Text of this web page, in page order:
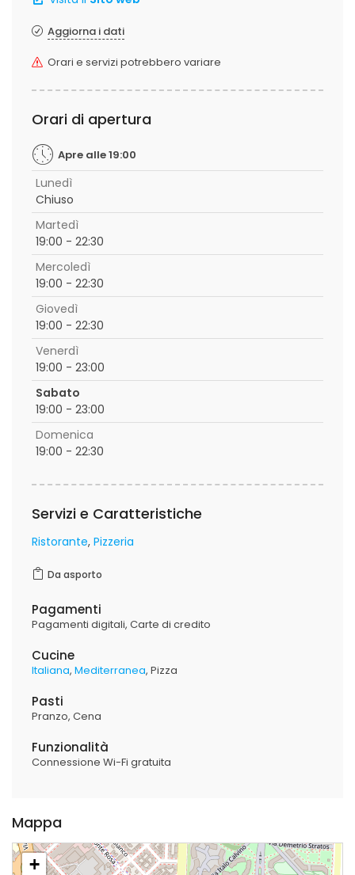
Aggiorna i dati
Orari e servizi potrebbero variare
Orari di apertura
Apre alle 19:00
Lunedì
Chiuso
Martedì
19:00 - 22:30
Mercoledì
19:00 - 22:30
Giovedì
19:00 - 22:30
Venerdì
19:00 - 23:00
Sabato
19:00 - 23:00
Domenica
19:00 - 22:30
Servizi e Caratteristiche
Ristorante Pizzeria
Da asporto
Pagamenti
Pagamenti digitali Carte di credito
Cucine
Italiana Mediterranea Pizza
Pasti
Pranzo Cena
Funzionalità
Connessione Wi-Fi gratuita
Mappa
+